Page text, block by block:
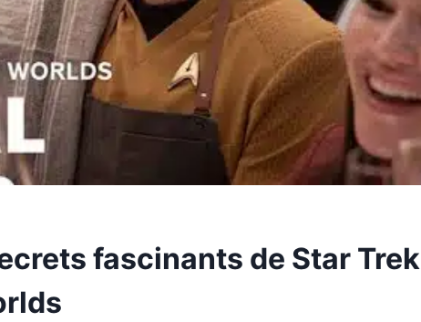
fascinants de Star Trek